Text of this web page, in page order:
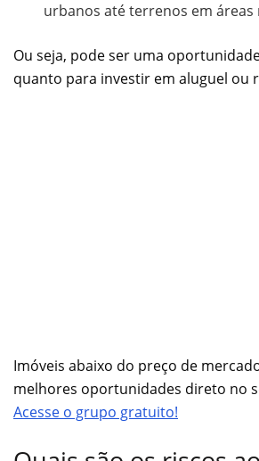
urbanos até terrenos em áreas
Ou seja, pode ser uma
quanto para investir em aluguel ou
Imóveis abaixo do preço de
melhores oportunidades direto no
Acesse o grupo gratuito!